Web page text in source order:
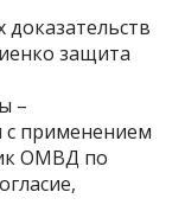
доказательств
защита
–
с применением
ОМВД по